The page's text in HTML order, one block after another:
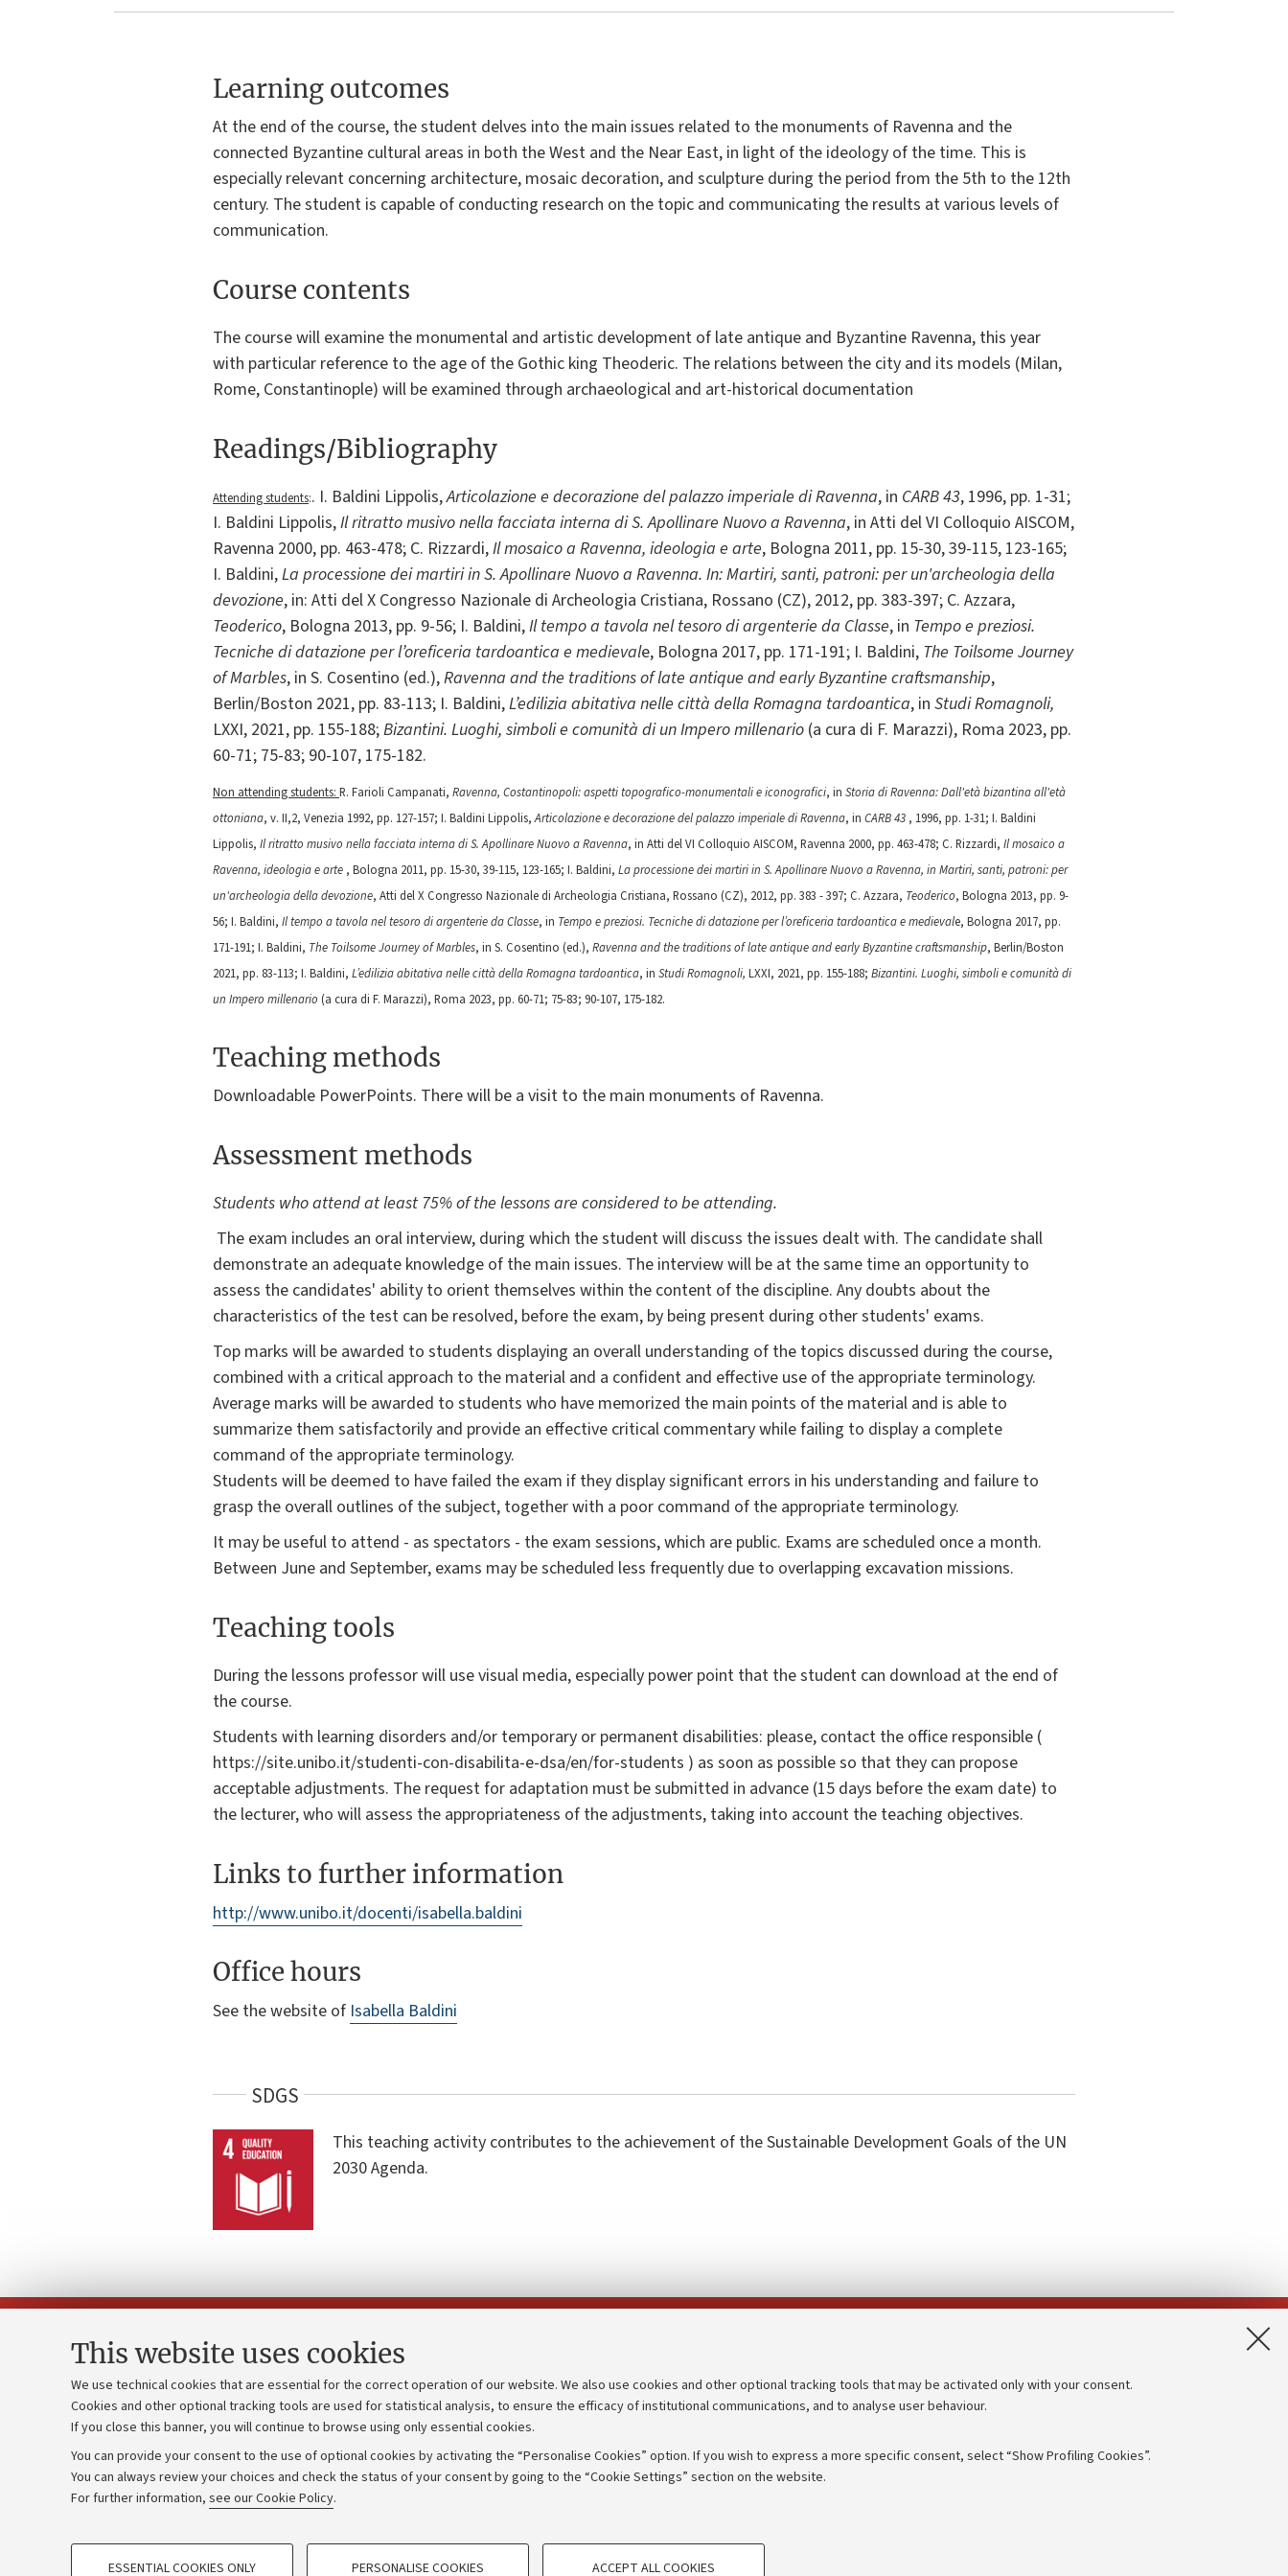
This website uses cookies
We use technical cookies that are essential for the correct operation of our website. We also use cookies and other optional tracking tools that may be activated only with your consent.
Cookies and other optional tracking tools are used for statistical analysis, to ensure the efficacy of institutional communications, and to analyse user behaviour.
If you close this banner, you will continue to browse using only essential cookies.
You can provide your consent to the use of optional cookies by activating the “Personalise Cookies” option. If you wish to express a more specific consent, select “Show Profiling Cookies”.
You can always review your choices and check the status of your consent by going to the “Cookie Settings” section on the website.
For further information, see our Cookie Policy.
PROFILING COOKIES - OPTIONAL TECHNICAL COOKIES - ESSENTIAL
ESSENTIAL COOKIES ONLY PERSONALISE COOKIES ACCEPT ALL COOKIES
Learning outcomes
At the end of the course, the student delves into the main issues related to the monuments of Ravenna and the
connected Byzantine cultural areas in both the West and the Near East, in light of the ideology of the time. This is
especially relevant concerning architecture, mosaic decoration, and sculpture during the period from the 5th to the 12th
century. The student is capable of conducting research on the topic and communicating the results at various levels of
communication.
Course contents
The course will examine the monumental and artistic development of late antique and Byzantine Ravenna, this year
with particular reference to the age of the Gothic king Theoderic. The relations between the city and its models (Milan,
Rome, Constantinople) will be examined through archaeological and art-historical documentation
Readings/Bibliography
Attending students:. I. Baldini Lippolis,Articolazione e decorazione del palazzo imperiale di Ravenna, in CARB 43, 1996, pp. 1-31;
I. Baldini Lippolis,Il ritratto musivo nella facciata interna di S. Apollinare Nuovo a Ravenna, in Atti del VI Colloquio AISCOM,
Ravenna 2000, pp. 463-478; C. Rizzardi,Il mosaico a Ravenna, ideologia e arte, Bologna 2011, pp. 15-30, 39-115, 123-165;
I. Baldini,La processione dei martiri in S. Apollinare Nuovo a Ravenna. In: Martiri, santi, patroni: per un'archeologia della
devozione, in: Atti del X Congresso Nazionale di Archeologia Cristiana, Rossano (CZ), 2012, pp. 383-397; C. Azzara,
Teoderico, Bologna 2013, pp. 9-56; I. Baldini,Il tempo a tavola nel tesoro di argenterie da Classe, in Tempo e preziosi.
Tecniche di datazione per l’oreficeria tardoantica e medievale, Bologna 2017, pp. 171-191; I. Baldini, The Toilsome Journey
of Marbles, in S. Cosentino (ed.),Ravenna and the traditions of late antique and early Byzantine craftsmanship,
Berlin/Boston 2021, pp. 83-113; I. Baldini,L’edilizia abitativa nelle città della Romagna tardoantica, in Studi Romagnoli,
LXXI, 2021, pp. 155-188;Bizantini. Luoghi, simboli e comunità di un Impero millenario (a cura di F. Marazzi), Roma 2023, pp.
60-71; 75-83; 90-107, 175-182.
Non attending students: R. Farioli Campanati, Ravenna, Costantinopoli: aspetti topografico-monumentali e iconografici, in Storia di Ravenna: Dall'età bizantina all'età
ottoniana, v. II,2, Venezia 1992, pp. 127-157; I. Baldini Lippolis,Articolazione e decorazione del palazzo imperiale di Ravenna, in CARB 43 , 1996, pp. 1-31; I. Baldini
Lippolis, Il ritratto musivo nella facciata interna di S. Apollinare Nuovo a Ravenna, in Atti del VI Colloquio AISCOM, Ravenna 2000, pp. 463-478; C. Rizzardi, Il mosaico a
Ravenna, ideologia e arte , Bologna 2011, pp. 15-30, 39-115, 123-165; I. Baldini, La processione dei martiri in S. Apollinare Nuovo a Ravenna, in Martiri, santi, patroni: per
un'archeologia della devozione, Atti del X Congresso Nazionale di Archeologia Cristiana, Rossano (CZ), 2012, pp. 383 - 397; C. Azzara, Teoderico, Bologna 2013, pp. 9-
56; I. Baldini, Il tempo a tavola nel tesoro di argenterie da Classe, in Tempo e preziosi. Tecniche di datazione per l’oreficeria tardoantica e medievale, Bologna 2017, pp.
171-191; I. Baldini, The Toilsome Journey of Marbles, in S. Cosentino (ed.), Ravenna and the traditions of late antique and early Byzantine craftsmanship, Berlin/Boston
2021, pp. 83-113; I. Baldini, L’edilizia abitativa nelle città della Romagna tardoantica, in Studi Romagnoli, LXXI, 2021, pp. 155-188; Bizantini. Luoghi, simboli e comunità di
un Impero millenario (a cura di F. Marazzi), Roma 2023, pp. 60-71; 75-83; 90-107, 175-182.
Teaching methods
Downloadable PowerPoints. There will be a visit to the main monuments of Ravenna.
Assessment methods
Students who attend at least 75% of the lessons are considered to be attending.
The exam includes an oral interview, during which the student will discuss the issues dealt with. The candidate shall
demonstrate an adequate knowledge of the main issues. The interview will be at the same time an opportunity to
assess the candidates' ability to orient themselves within the content of the discipline. Any doubts about the
characteristics of the test can be resolved, before the exam, by being present during other students' exams.
Top marks will be awarded to students displaying an overall understanding of the topics discussed during the course,
combined with a critical approach to the material and a confident and effective use of the appropriate terminology.
Average marks will be awarded to students who have memorized the main points of the material and is able to
summarize them satisfactorily and provide an effective critical commentary while failing to display a complete
command of the appropriate terminology.
Students will be deemed to have failed the exam if they display significant errors in his understanding and failure to
grasp the overall outlines of the subject, together with a poor command of the appropriate terminology.
It may be useful to attend - as spectators - the exam sessions, which are public. Exams are scheduled once a month.
Between June and September, exams may be scheduled less frequently due to overlapping excavation missions.
Teaching tools
During the lessons professor will use visual media, especially power point that the student can download at the end of
the course.
Students with learning disorders and/or temporary or permanent disabilities: please, contact the office responsible (
https://site.unibo.it/studenti-con-disabilita-e-dsa/en/for-students ) as soon as possible so that they can propose
acceptable adjustments. The request for adaptation must be submitted in advance (15 days before the exam date) to
the lecturer, who will assess the appropriateness of the adjustments, taking into account the teaching objectives.
Links to further information
http://www.unibo.it/docenti/isabella.baldini
Office hours
See the website of Isabella Baldini
SDGS
This teaching activity contributes to the achievement of the Sustainable Development Goals of the UN
2030 Agenda.
Contacts and certified e-mail (PEC)
Administrative divisions
Work with us
Alumni community
Strategic plan
University budgets
Donations
Transparent administration
Merchandising - UniboStore
Accessibility statement